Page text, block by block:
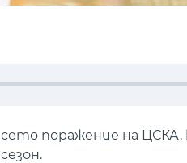
поражение на